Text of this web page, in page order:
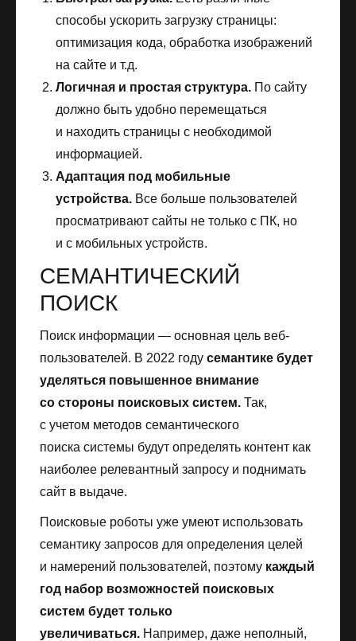
способы ускорить загрузку страницы:
оптимизация кода, обработка изображений
на сайте и т.д.
Логичная и простая структура. По сайту
должно быть удобно перемещаться
и находить страницы с необходимой
информацией.
Адаптация под мобильные
устройства. Все больше пользователей
просматривают сайты не только с ПК, но
и с мобильных устройств.
СЕМАНТИЧЕСКИЙ
ПОИСК
Поиск информации — основная цель веб-
пользователей. В 2022 году семантике будет
уделяться повышенное внимание
со стороны поисковых систем. Так,
с учетом методов семантического
поиска системы будут определять контент как
наиболее релевантный запросу и поднимать
сайт в выдаче.
Поисковые роботы уже умеют использовать
семантику запросов для определения целей
и намерений пользователей, поэтому каждый
год набор возможностей поисковых
систем будет только
увеличиваться. Например, даже неполный,